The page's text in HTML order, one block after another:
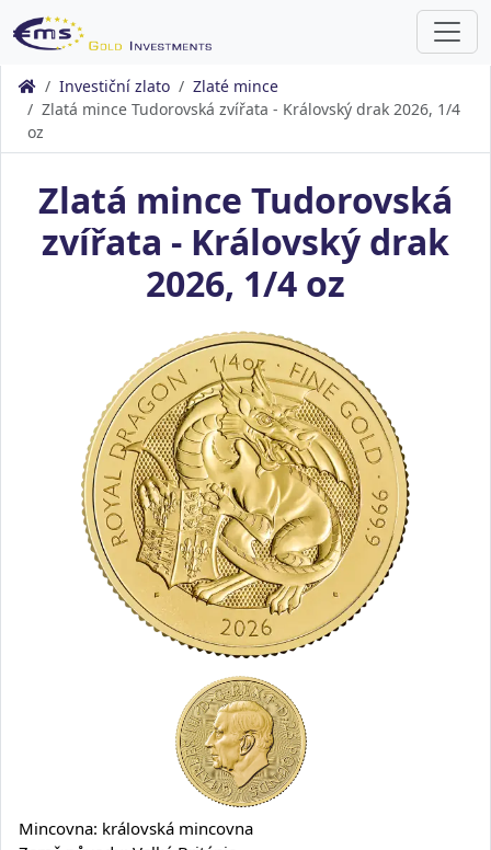
Investiční zlato
Zlaté mince
Zlatá mince Tudorovská zvířata - Královský drak 2026, 1/4
oz
Zlatá mince Tudorovská
zvířata - Královský drak
2026, 1/4 oz
Mincovna: královská mincovna